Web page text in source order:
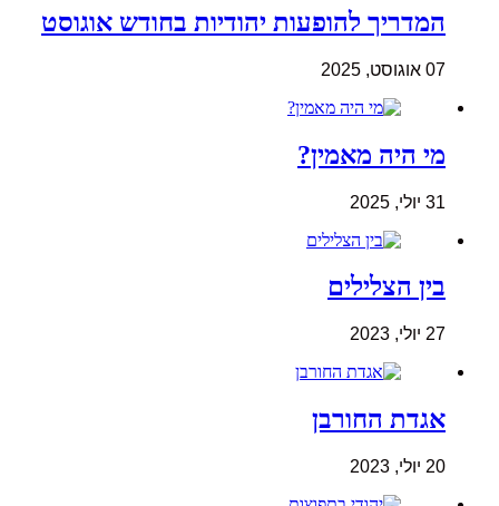
המדריך להופעות יהודיות בחודש אוגוסט
07 אוגוסט, 2025
מי היה מאמין?
31 יולי, 2025
בין הצלילים
27 יולי, 2023
אגדת החורבן
20 יולי, 2023